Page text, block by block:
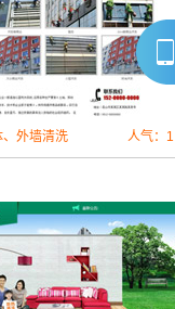
外墙清洗 人气：1